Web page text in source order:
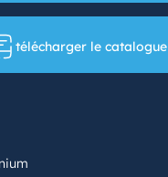
télécharger le catalogue